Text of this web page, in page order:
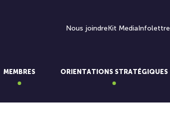
Nous joindreKit MediaInfolettre
MEMBRES ORIENTATIONS STRATÉGIQUES